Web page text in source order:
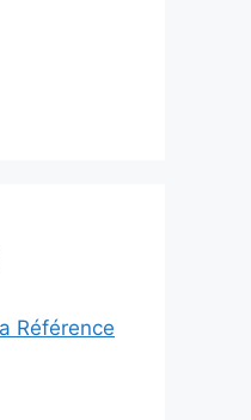
Référence